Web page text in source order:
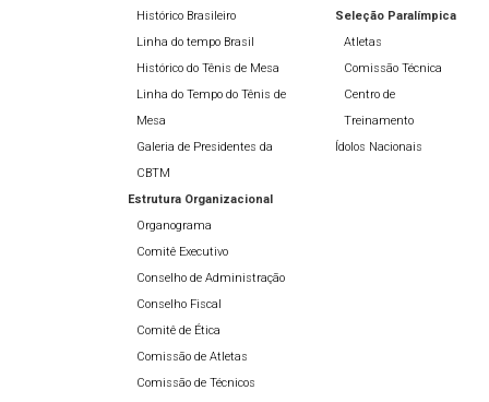
Histórico Brasileiro
Linha do tempo Brasil
Histórico do Tênis de Mesa
Linha do Tempo do Tênis de
Mesa
Galeria de Presidentes da
CBTM
Estrutura Organizacional
Organograma
Comitê Executivo
Conselho de Administração
Conselho Fiscal
Comitê de Ética
Comissão de Atletas
Comissão de Técnicos
Seleção Paralímpica
Atletas
Comissão Técnica
Centro de
Treinamento
Ídolos Nacionais